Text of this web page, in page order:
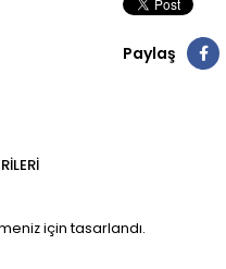
Paylaş
için tasarlandı.